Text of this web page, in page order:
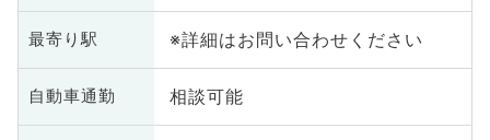
最寄り駅 ※詳細はお問い合わせください
自動車通勤 相談可能